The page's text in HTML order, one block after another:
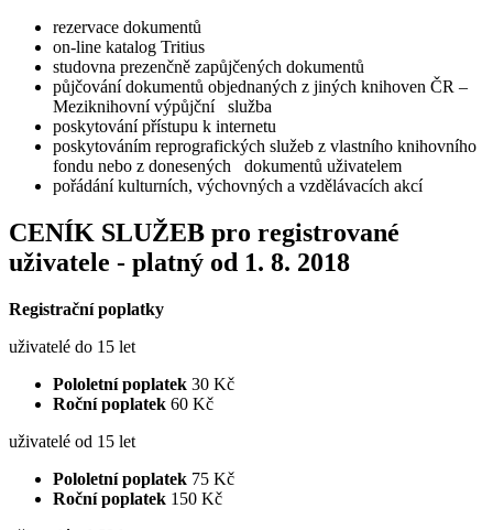
rezervace dokumentů
on-line katalog Tritius
studovna prezenčně zapůjčených dokumentů
půjčování dokumentů objednaných z jiných knihoven ČR –
Meziknihovní výpůjční služba
poskytování přístupu k internetu
poskytováním reprografických služeb z vlastního knihovního
fondu nebo z donesených dokumentů uživatelem
pořádání kulturních, výchovných a vzdělávacích akcí
CENÍK SLUŽEB pro registrované
uživatele - platný od 1. 8. 2018
Registrační poplatky
uživatelé do 15 let
Pololetní poplatek 30 Kč
Roční poplatek 60 Kč
uživatelé od 15 let
Pololetní poplatek 75 Kč
Roční poplatek 150 Kč